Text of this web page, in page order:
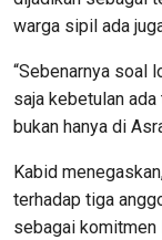
warga sipil ada
“Sebenarnya soal
saja kebetulan
bukan hanya di
Kabid
terhadap tiga
sebagai